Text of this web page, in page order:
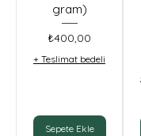
gram)
Fiyat
₺400,00
+ Teslimat bedeli
Sepete Ekle